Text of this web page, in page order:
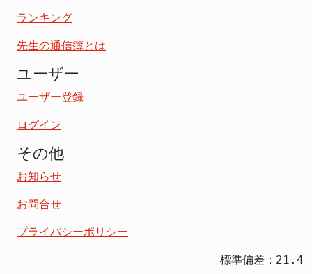
ランキング
先生の通信簿とは
ユーザー
ユーザー登録
ログイン
その他
お知らせ
お問合せ
プライバシーポリシー
標準偏差：21.4